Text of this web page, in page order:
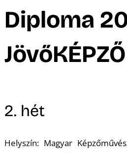
Diploma
JövőKÉPZŐ
2. hét
Helyszín: Magyar